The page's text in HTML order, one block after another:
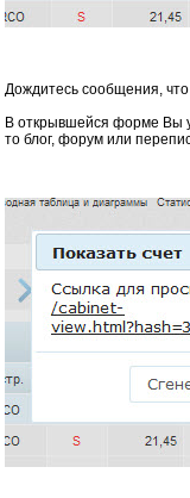
Дождитесь сообщения,
В открывшейся форме Вы
то блог, форум или